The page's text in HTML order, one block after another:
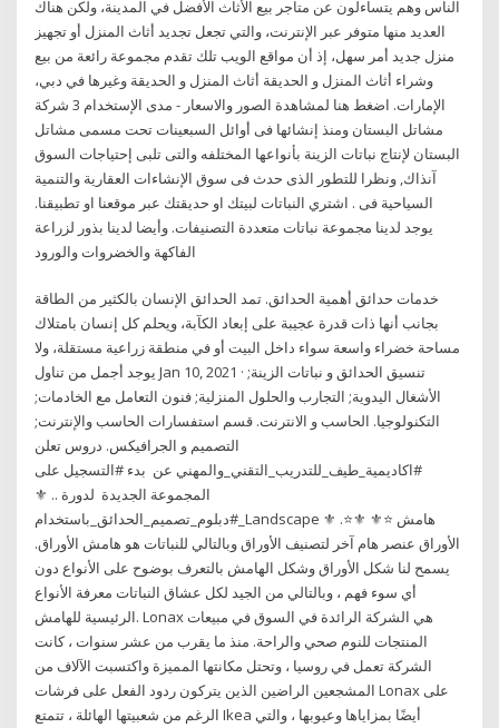
الناس وهم يتساءلون عن متاجر بيع الأثاث الأفضل في المدينة، ولكن هناك
العديد منها متوفر عبر الإنترنت، والتي تجعل تجديد أثاث المنزل أو تجهيز
منزل جديد أمر سهل، إذ أن مواقع الويب تلك تقدم مجموعة رائعة من بيع
وشراء أثاث المنزل و الحديقة أثاث المنزل و الحديقة وغيرها في دبي،
الإمارات. اضغط هنا لمشاهدة الصور والاسعار - مدى الإستخدام 3 شركة
مشاتل البستان ومنذ إنشائها فى أوائل السبعينات تحت مسمى مشاتل
البستان لإنتاج نباتات الزينة بأنواعها المختلفه والتى تلبى إحتياجات السوق
آنذاك, ونظرا للتطور الذى حدث فى سوق الإنشاءات العقارية والتنمية
السياحية فى . اشتري النباتات لبيتك او حديقتك عبر موقعنا او تطبيقنا.
يوجد لدينا مجموعة نباتات متعددة التصنيفات. وأيضا لدينا بذور لزراعة
الفاكهة والخضروات والورود
خدمات حدائق أهمية الحدائق. تمد الحدائق الإنسان بالكثير من الطاقة
بجانب أنها ذات قدرة عجيبة على إبعاد الكآبة، ويحلم كل إنسان بامتلاك
مساحة خضراء واسعة سواء داخل البيت أو في منطقة زراعية مستقلة، ولا
يوجد أجمل من تناول Jan 10, 2021 · تنسيق الحدائق و نباتات الزينة;
الأشغال اليدوية; التجارب والحلول المنزلية; فنون التعامل مع الخادمات;
التكنولوجيا. الحاسب و الانترنت. قسم استفسارات الحاسب والإنترنت;
التصميم و الجرافيكس. دروس تعلن
#اكاديمية_طيف_للتدريب_التقني_والمهني عن ️ بدء #التسجيل على
المجموعة الجديدة ️ لدورة .. ⚜️
#دبلوم_تصميم_الحدائق_باستخدام_Landscape ⚜️ .⭐⚜️ ⚜️⭐ هامش
الأوراق عنصر هام آخر لتصنيف الأوراق وبالتالي للنباتات هو هامش الأوراق.
يسمح لنا شكل الأوراق وشكل الهامش بالتعرف بوضوح على الأنواع دون
أي سوء فهم ، وبالتالي من الجيد لكل عشاق النباتات معرفة الأنواع
الرئيسية للهامش. Lonax هي الشركة الرائدة في السوق في مبيعات
المنتجات للنوم صحي والراحة. منذ ما يقرب من عشر سنوات ، كانت
الشركة تعمل في روسيا ، وتحتل مكانتها المميزة واكتسبت الآلاف من
المشجعين الراضين الذين يتركون ردود الفعل على فرشات Lonax على
الرغم من شعبيتها الهائلة ، تتمتع Ikea أيضًا بمزاياها وعيوبها ، والتي